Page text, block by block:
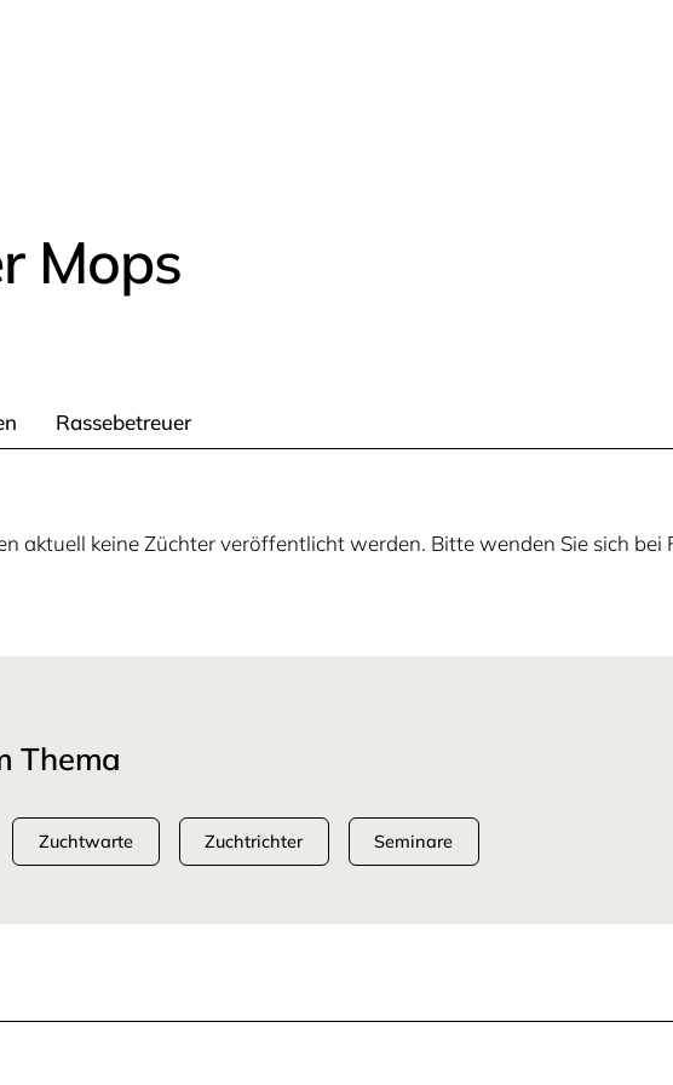
Mops
Rassebetreuer
aktuell keine Züchter veröffentlicht werden. Bitte wenden Sie sich bei
Thema
Zuchtwarte Zuchtrichter Seminare